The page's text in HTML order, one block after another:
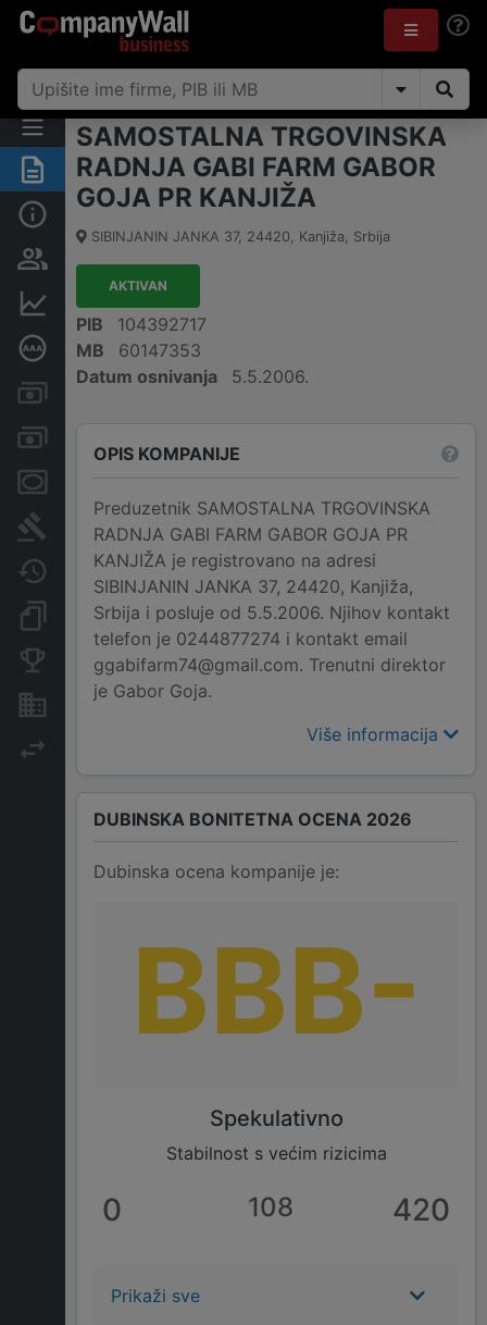
Rezime
Finansijski podaci
Dubinska bonitetna ocena
Kreditni limit kompanije
Menice i zaloge
Sudski sporovi
Javne nabavke
Dokumenti i objave
Konkurentske kompanije
Nekretnine i imovina
SAMOSTALNA TRGOVINSKA
RADNJA GABI FARM GABOR
GOJA PR KANJIŽA
SIBINJANIN JANKA 37, 24420, Kanjiža, Srbija
AKTIVAN
PIB
104392717
MB
60147353
Datum osnivanja
5.5.2006.
OPIS KOMPANIJE
Preduzetnik SAMOSTALNA TRGOVINSKA
RADNJA GABI FARM GABOR GOJA PR
KANJIŽA je registrovano na adresi
SIBINJANIN JANKA 37, 24420, Kanjiža,
Srbija i posluje od 5.5.2006. Njihov kontakt
telefon je 0244877274 i kontakt email
ggabifarm74@gmail.com. Trenutni direktor
je Gabor Goja.
Više informacija
DUBINSKA BONITETNA OCENA 2026
Dubinska ocena kompanije je:
BBB-
Spekulativno
Stabilnost s većim rizicima
0 108 420
Prikaži sve